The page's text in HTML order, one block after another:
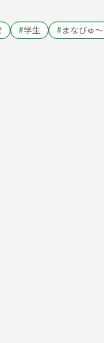
#学生 #まなびゅ～